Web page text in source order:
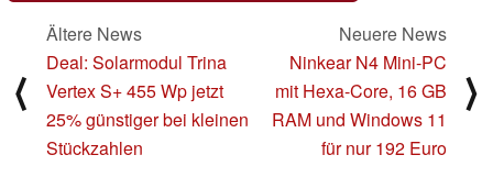
⟨
Ältere News
Deal: Solarmodul Trina
Vertex S+ 455 Wp jetzt
25% günstiger bei kleinen
Stückzahlen
Neuere News
Ninkear N4 Mini-PC
mit Hexa-Core, 16 GB
RAM und Windows 11
für nur 192 Euro
⟩